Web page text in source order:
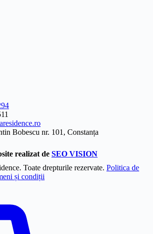
Bobescu nr. 101, Constanța
realizat de SEO VISION
Toate drepturile rezervate. Politica de
și condiții